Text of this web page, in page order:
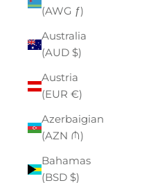
(AWG ƒ)
Australia
(AUD $)
Austria
(EUR €)
Azerbaigian
(AZN ₼)
Bahamas
(BSD $)